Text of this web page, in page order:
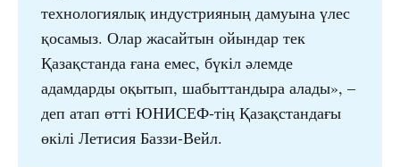
технологиялық индустрияның дамуына үлес
қосамыз. Олар жасайтын ойындар тек
Қазақстанда ғана емес, бүкіл әлемде
адамдарды оқытып, шабыттандыра алады», –
деп атап өтті ЮНИСЕФ-тің Қазақстандағы
өкілі Летисия Баззи-Вейл.